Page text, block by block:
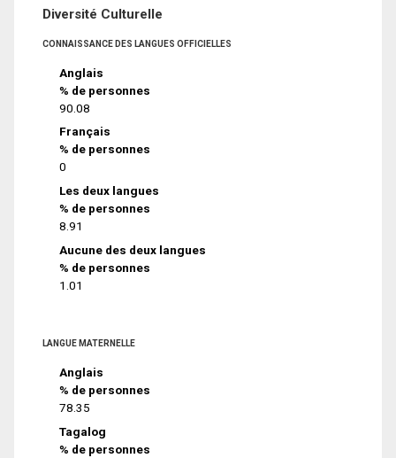
Diversité Culturelle
CONNAISSANCE DES LANGUES OFFICIELLES
Anglais
% de personnes
90.08
Français
% de personnes
0
Les deux langues
% de personnes
8.91
Aucune des deux langues
% de personnes
1.01
LANGUE MATERNELLE
Anglais
% de personnes
78.35
Tagalog
% de personnes